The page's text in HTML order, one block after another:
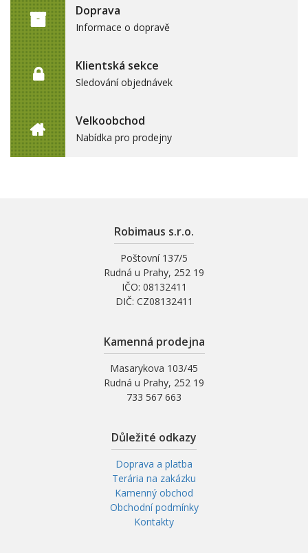
Doprava
Informace o dopravě
Klientská sekce
Sledování objednávek
Velkoobchod
Nabídka pro prodejny
Robimaus s.r.o.
Poštovní 137/5
Rudná u Prahy, 252 19
IČO: 08132411
DIČ: CZ08132411
Kamenná prodejna
Masarykova 103/45
Rudná u Prahy, 252 19
733 567 663
Důležité odkazy
Doprava a platba
Terária na zakázku
Kamenný obchod
Obchodní podmínky
Kontakty